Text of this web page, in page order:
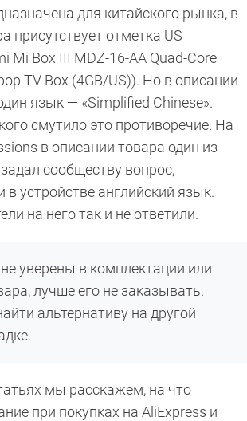
для китайского рынка, в
присутствует отметка US
Mi Box III MDZ-16-AA Quad-Core
TV Box (4GB/US)). Но в описании
язык — «Simplified Chinese».
смутило это противоречие. На
в описании товара один из
сообществу вопрос,
в устройстве английский язык.
на него так и не ответили.
уверены в комплектации или
лучше его не заказывать.
альтернативу на другой
мы расскажем, на что
при покупках на AliExpress и